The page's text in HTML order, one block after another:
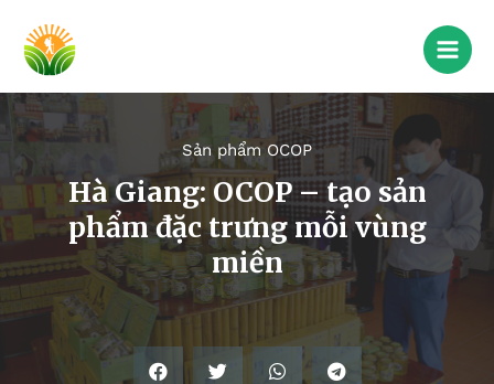
Sản phẩm OCOP
Hà Giang: OCOP – tạo sản
phẩm đặc trưng mỗi vùng
miền